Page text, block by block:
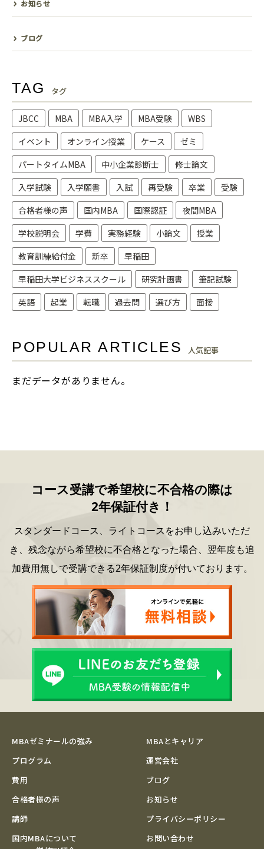
お知らせ
ブログ
TAG タグ
JBCC MBA MBA入学 MBA受験
WBS
イベント
オンライン授業 ケース
ゼミ
パートタイムMBA
中小企業診断士
修士論文
入学試験
入学願書 入試 再受験 卒業
受験
合格者様の声
国内MBA 国際認証
夜間MBA
学校説明会
学費 実務経験 小論文
授業
教育訓練給付金
新卒
早稲田
早稲田大学ビジネススクール
研究計画書
筆記試験
英語
起業 転職 過去問 選び方 面接
POPULAR ARTICLES 人気記事
まだデータがありません。
コース受講で希望校に不合格の際は
2年保証付き！
スタンダードコース、ライトコースをお申し込みいただ
き、 残念ながら希望校に不合格となった場合、 翌年度も追
加費用無しで受講できる2年保証制度が付いております。
MBAゼミナールの強み
プログラム
費用
合格者様の声
講師
国内MBAについて
MBAとキャリア
運営会社
ブログ
お知らせ
プライバシーポリシー
お問い合わせ